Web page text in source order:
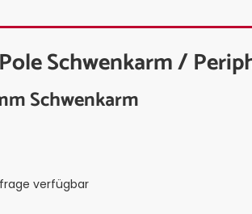
Schwenkarm /
Schwenkarm
verfügbar